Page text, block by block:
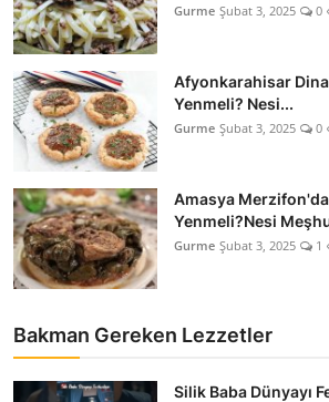
Gurme Şubat 3, 2025 0
Afyonkarahisar
Yenmeli? Nesi...
Gurme Şubat 3, 2025 0
Amasya
Yenmeli?Nesi
Gurme Şubat 3, 2025 1
Bakman Gereken Lezzetler
Silik Baba Dünyayı